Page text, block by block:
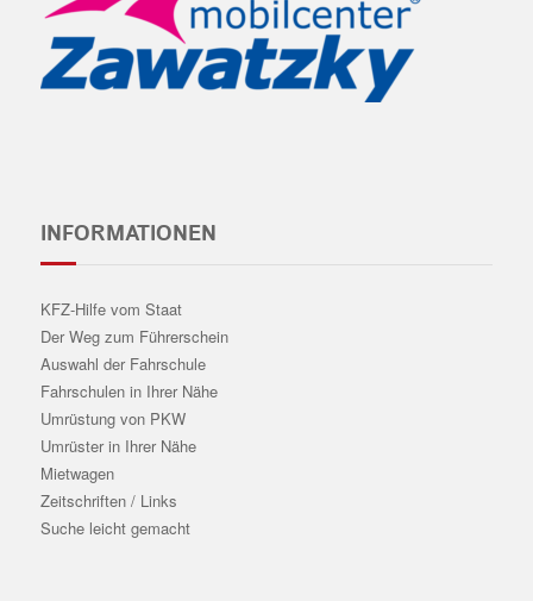
INFORMATIONEN
KFZ-Hilfe vom Staat
Der Weg zum Führerschein
Auswahl der Fahrschule
Fahrschulen in Ihrer Nähe
Umrüstung von PKW
Umrüster in Ihrer Nähe
Mietwagen
Zeitschriften / Links
Suche leicht gemacht